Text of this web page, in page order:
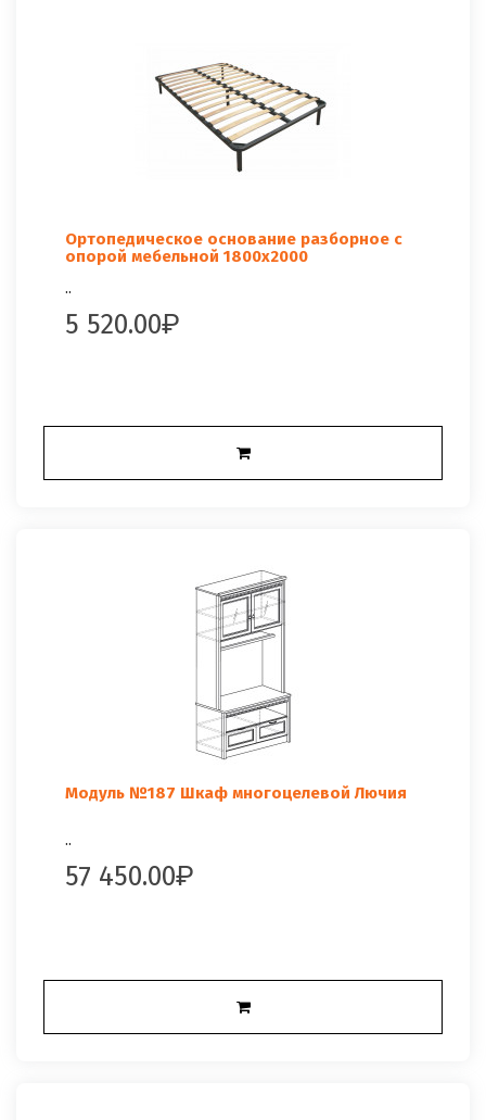
Ортопедическое основание разборное с
опорой мебельной 1800x2000
..
5 520.00
Модуль №187 Шкаф многоцелевой Лючия
..
57 450.00